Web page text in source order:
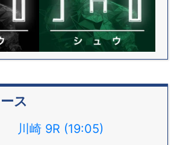
ス
川崎 9R (19:05)